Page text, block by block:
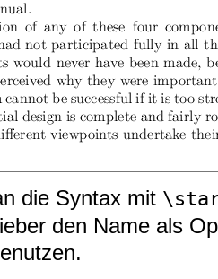
die Syntax mit
den Name als